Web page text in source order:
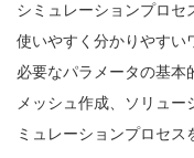
シミュレーションプロセ
使いやすく分かりやすい
必要なパラメータの基本
メッシュ作成、ソリュ
ミュレーションプロセ